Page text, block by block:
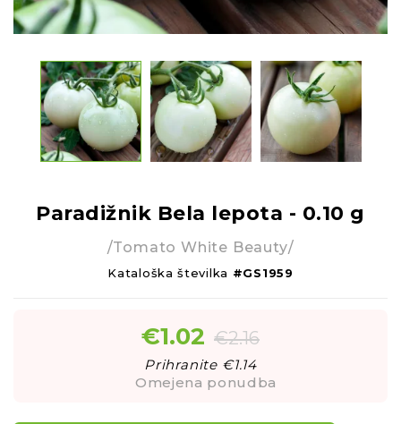
Paradižnik Bela lepota - 0.10 g
/Tomato White Beauty/
Kataloška številka #GS1959
€1.02 €2.16
Prihranite €1.14
Omejena ponudba